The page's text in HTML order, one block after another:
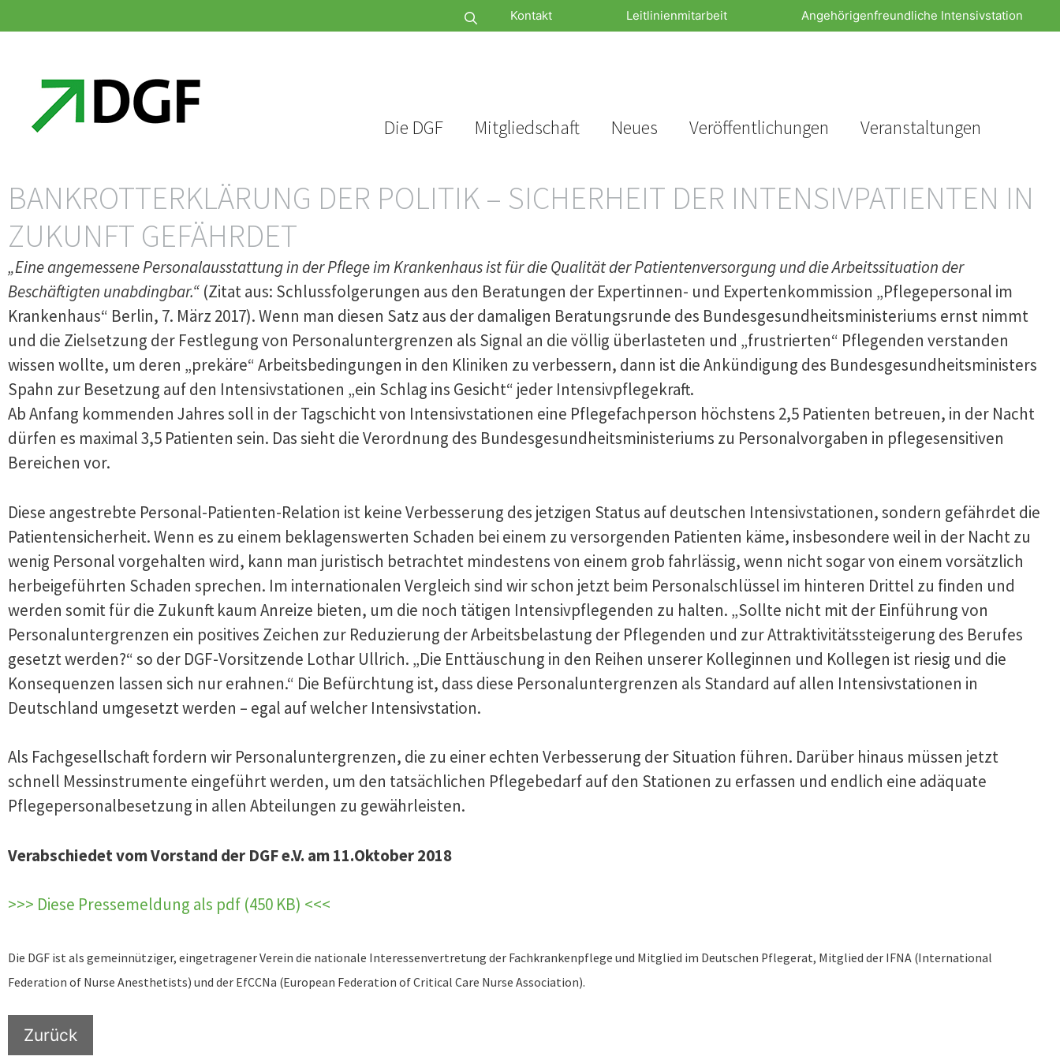
Inhalt
Inhalt
Kontakt Leitlinienmitarbeit Angehörigenfreundliche Intensivstation
Die DGF Mitgliedschaft Neues Veröffentlichungen Veranstaltungen
BANKROTTERKLÄRUNG DER POLITIK – SICHERHEIT DER INTENSIVPATIENTEN IN
ZUKUNFT GEFÄHRDET
„Eine angemessene Personalausstattung in der Pflege im Krankenhaus ist für die Qualität der Patientenversorgung und die Arbeitssituation der
Beschäftigten unabdingbar.“ (Zitat aus: Schlussfolgerungen aus den Beratungen der Expertinnen- und Expertenkommission „Pflegepersonal im
Krankenhaus“ Berlin, 7. März 2017). Wenn man diesen Satz aus der damaligen Beratungsrunde des Bundesgesundheitsministeriums ernst nimmt
und die Zielsetzung der Festlegung von Personaluntergrenzen als Signal an die völlig überlasteten und „frustrierten“ Pflegenden verstanden
wissen wollte, um deren „prekäre“ Arbeitsbedingungen in den Kliniken zu verbessern, dann ist die Ankündigung des Bundesgesundheitsministers
Spahn zur Besetzung auf den Intensivstationen „ein Schlag ins Gesicht“ jeder Intensivpflegekraft.
Ab Anfang kommenden Jahres soll in der Tagschicht von Intensivstationen eine Pflegefachperson höchstens 2,5 Patienten betreuen, in der Nacht
dürfen es maximal 3,5 Patienten sein. Das sieht die Verordnung des Bundesgesundheitsministeriums zu Personalvorgaben in pflegesensitiven
Bereichen vor.
Diese angestrebte Personal-Patienten-Relation ist keine Verbesserung des jetzigen Status auf deutschen Intensivstationen, sondern gefährdet die
Patientensicherheit. Wenn es zu einem beklagenswerten Schaden bei einem zu versorgenden Patienten käme, insbesondere weil in der Nacht zu
wenig Personal vorgehalten wird, kann man juristisch betrachtet mindestens von einem grob fahrlässig, wenn nicht sogar von einem vorsätzlich
herbeigeführten Schaden sprechen. Im internationalen Vergleich sind wir schon jetzt beim Personalschlüssel im hinteren Drittel zu finden und
werden somit für die Zukunft kaum Anreize bieten, um die noch tätigen Intensivpflegenden zu halten. „Sollte nicht mit der Einführung von
Personaluntergrenzen ein positives Zeichen zur Reduzierung der Arbeitsbelastung der Pflegenden und zur Attraktivitätssteigerung des Berufes
gesetzt werden?“ so der DGF-Vorsitzende Lothar Ullrich. „Die Enttäuschung in den Reihen unserer Kolleginnen und Kollegen ist riesig und die
Konsequenzen lassen sich nur erahnen.“ Die Befürchtung ist, dass diese Personaluntergrenzen als Standard auf allen Intensivstationen in
Deutschland umgesetzt werden – egal auf welcher Intensivstation.
Als Fachgesellschaft fordern wir Personaluntergrenzen, die zu einer echten Verbesserung der Situation führen. Darüber hinaus müssen jetzt
schnell Messinstrumente eingeführt werden, um den tatsächlichen Pflegebedarf auf den Stationen zu erfassen und endlich eine adäquate
Pflegepersonalbesetzung in allen Abteilungen zu gewährleisten.
Verabschiedet vom Vorstand der DGF e.V. am 11.Oktober 2018
>>> Diese Pressemeldung als pdf (450 KB) <<<
Die DGF ist als gemeinnütziger, eingetragener Verein die nationale Interessenvertretung der Fachkrankenpflege und Mitglied im Deutschen Pflegerat, Mitglied der IFNA (International
Federation of Nurse Anesthetists) und der EfCCNa (European Federation of Critical Care Nurse Association).
Zurück